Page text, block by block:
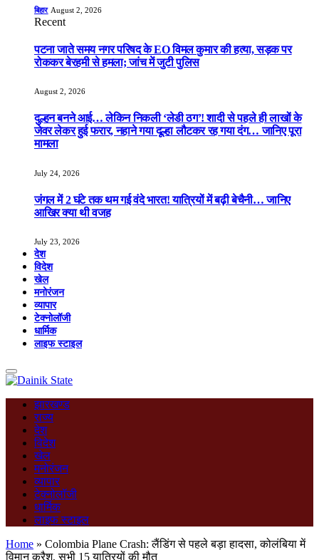
बिहार August 2, 2026
Recent
पटना जाते समय नगर परिषद के EO विमल कुमार की हत्या, सड़क पर
रोककर बेरहमी से हमला; जांच में जुटी पुलिस
August 2, 2026
दुल्हन बनने आई… लेकिन निकली ‘लेडी ठग’! शादी से पहले ही लाखों के
जेवर लेकर हुई फरार, नहाने गया दूल्हा लौटकर रह गया दंग… जानिए पूरा
मामला
July 24, 2026
जंगल में 2 घंटे तक थम गई वंदे भारत! यात्रियों में बढ़ी बेचैनी… जानिए
आखिर क्या थी वजह
July 23, 2026
देश
विदेश
खेल
मनोरंजन
व्यापार
टेक्नोलॉजी
धार्मिक
लाइफ स्टाइल
झारखण्ड
राज्य
देश
विदेश
खेल
मनोरंजन
व्यापार
टेक्नोलॉजी
धार्मिक
लाइफ स्टाइल
Home » Colombia Plane Crash: लैंडिंग से पहले बड़ा हादसा, कोलंबिया में
विमान क्रैश, सभी 15 यात्रियों की मौत